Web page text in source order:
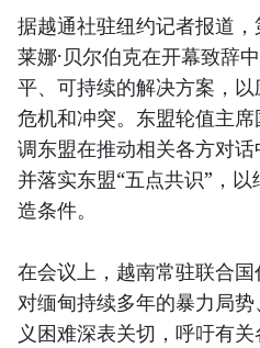
据越通社驻纽约记者报道
莱娜·贝尔伯克在开幕致辞
平、可持续的解决方案，
危机和冲突。东盟轮值主
调东盟在推动相关各方对
并落实东盟“五点共识”，
造条件。
在会议上，越南常驻联合
对缅甸持续多年的暴力局
义困难深表关切，呼吁有